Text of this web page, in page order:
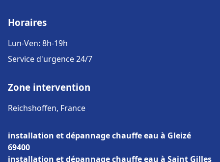
Horaires
Lun-Ven: 8h-19h
Service d'urgence 24/7
Zone intervention
Reichshoffen, France
installation et dépannage chauffe eau à Gleizé
69400
installation et dépannage chauffe eau à Saint Gilles